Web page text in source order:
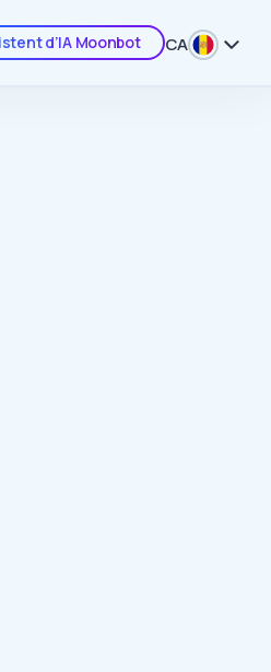
d’IA Moonbot CA